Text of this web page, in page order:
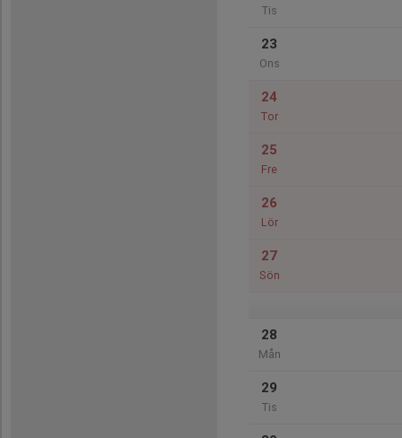
Tis
23
Ons
24
Tor
25
Fre
26
Lör
27
Sön
28
Mån
29
Tis